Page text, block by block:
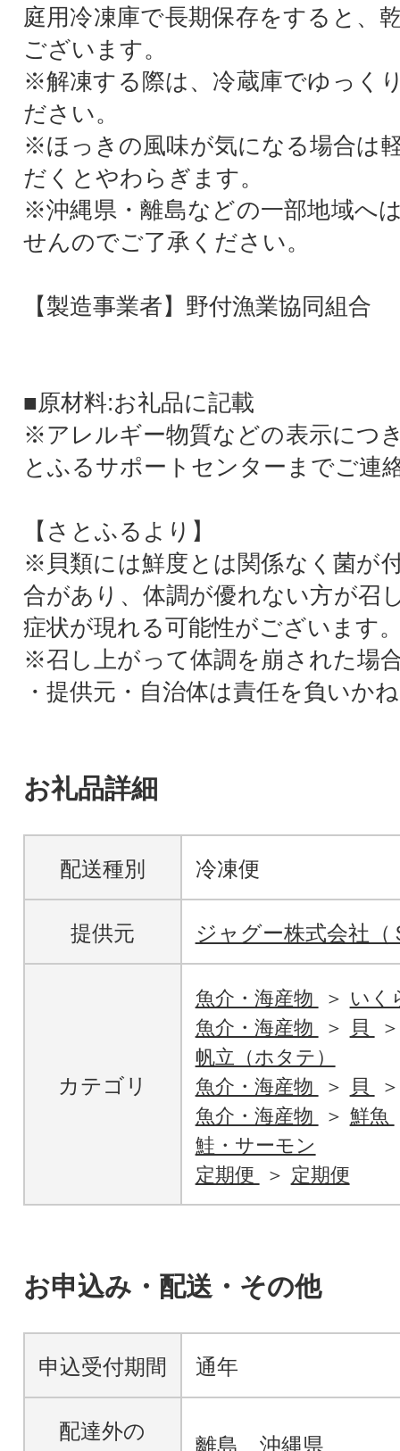
庭用冷凍庫で長期保存をすると、
ございます。
※解凍する際は、冷蔵庫でゆっく
ださい。
※ほっきの風味が気になる場合は
だくとやわらぎます。
※沖縄県・離島などの一部地域へ
せんのでご了承ください。
【製造事業者】野付漁業協同組合
■原材料:お礼品に記載
※アレルギー物質などの表示につ
とふるサポートセンターまでご連
【さとふるより】
※貝類には鮮度とは関係なく菌が
合があり、体調が優れない方が召
症状が現れる可能性がございます
※召し上がって体調を崩された場
・提供元・自治体は責任を負いか
お礼品詳細
配送種別 冷凍便
提供元 ジャグー株式会社（
カテゴリ
魚介・海産物
いく
魚介・海産物
貝
帆立（ホタテ）
魚介・海産物
貝
魚介・海産物
鮮魚
鮭・サーモン
定期便
定期便
お申込み・配送・その他
申込受付期間 通年
配達外の
離島、沖縄県